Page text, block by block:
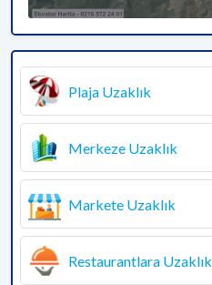
Plaja Uzaklık
Merkeze Uzaklık
Markete Uzaklık
Restaurantlara Uzaklık